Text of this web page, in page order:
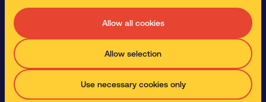
Allow all cookies
Allow selection
Use necessary cookies only
solutions de nettoyage "clé en main", sans investissement initial
et avec une flexibilité maximale. Quels que soient vos besoins
de nettoyage, nous pouvons trouver la solution avec vous.